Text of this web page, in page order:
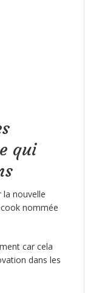
qui
la nouvelle
nommée
car cela
dans les